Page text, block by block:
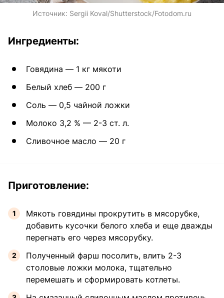
Источник: Sergii Koval/Shutterstock/Fotodom.ru
Ингредиенты:
Говядина — 1 кг мякоти
Белый хлеб — 200 г
Соль — 0,5 чайной ложки
Молоко 3,2 % — 2-3 ст. л.
Сливочное масло — 20 г
Приготовление:
Мякоть говядины прокрутить в мясорубке,
добавить кусочки белого хлеба и еще дважды
перегнать его через мясорубку.
Полученный фарш посолить, влить 2-3
столовые ложки молока, тщательно
перемешать и сформировать котлеты.